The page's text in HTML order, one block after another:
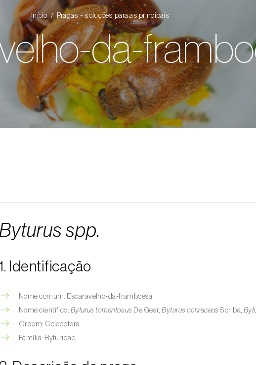
Início Pragas - soluções para as principais
da-
spp.
Identificação
Nome comum: Escaravelho‑da‑framboesa
Nome científico: Byturus tomentosus De Geer,Byturus ochraceus Scriba,
Ordem: Coleoptera
Família: Byturidae